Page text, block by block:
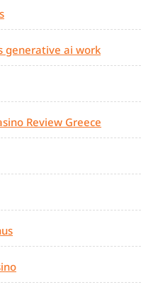
generative ai work
Review Greece